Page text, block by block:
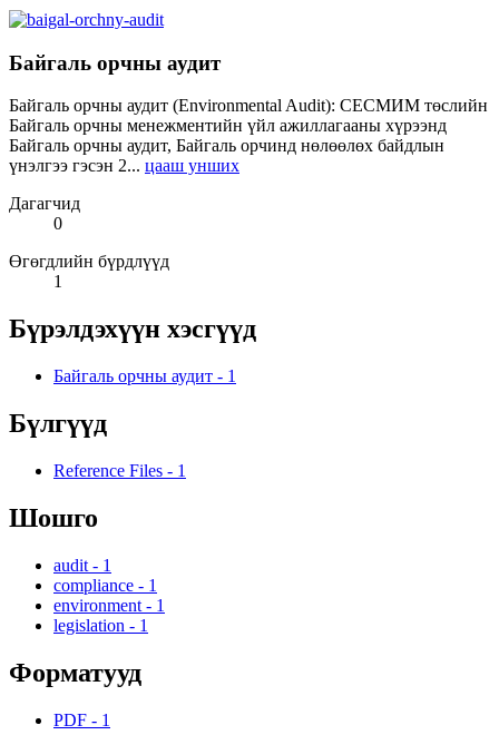
Байгаль орчны аудит
Байгаль орчны аудит (Environmental Audit): СЕСМИМ төслийн
Байгаль орчны менежментийн үйл ажиллагааны хүрээнд
Байгаль орчны аудит, Байгаль орчинд нөлөөлөх байдлын
үнэлгээ гэсэн 2... цааш унших
Дагагчид
0
Өгөгдлийн бүрдлүүд
1
Бүрэлдэхүүн хэсгүүд
Байгаль орчны аудит - 1
Бүлгүүд
Reference Files - 1
Шошго
audit - 1
compliance - 1
environment - 1
legislation - 1
Форматууд
PDF - 1